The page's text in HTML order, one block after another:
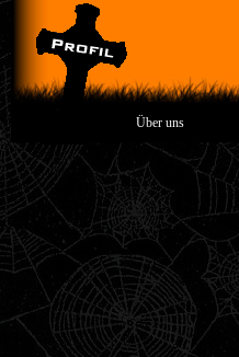
Über uns